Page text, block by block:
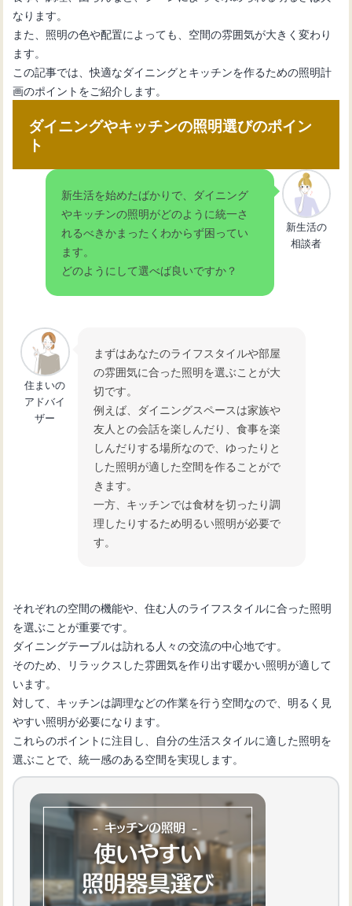
キッチンスペースを効果的に活用！マ
キッチンを変える！マグネット活用術
とは？
スタイリッシュで実用的なキッチンマ
グネット収納術の魅力
キッチンのレンジ台選び！カウンター
キッチンスペースを有効活用！収納力
抜群のレンジ台の選び方
なります。
また、照明の色や配置によっても、空間の雰囲気が大きく変わり
ます。
この記事では、快適なダイニングとキッチンを作るための照明計
画のポイントをご紹介します。
ダイニングやキッチンの照明選びのポイン
ト
新生活を始めたばかりで、ダイニング
やキッチンの照明がどのように統一さ
れるべきかまったくわからず困ってい
ます。
どのようにして選べば良いですか？
新生活の
相談者
住まいの
アドバイ
ザー
まずはあなたのライフスタイルや部屋
の雰囲気に合った照明を選ぶことが大
切です。
例えば、ダイニングスペースは家族や
友人との会話を楽しんだり、食事を楽
しんだりする場所なので、ゆったりと
した照明が適した空間を作ることがで
きます。
一方、キッチンでは食材を切ったり調
理したりするため明るい照明が必要で
す。
それぞれの空間の機能や、住む人のライフスタイルに合った照明
を選ぶことが重要です。
ダイニングテーブルは訪れる人々の交流の中心地です。
そのため、リラックスした雰囲気を作り出す暖かい照明が適して
います。
対して、キッチンは調理などの作業を行う空間なので、明るく見
やすい照明が必要になります。
これらのポイントに注目し、自分の生活スタイルに適した照明を
選ぶことで、統一感のある空間を実現します。